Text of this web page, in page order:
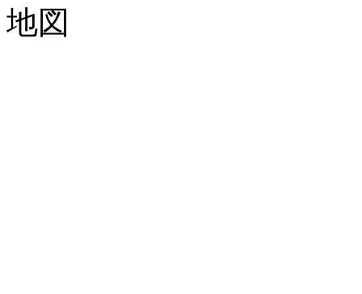
地図